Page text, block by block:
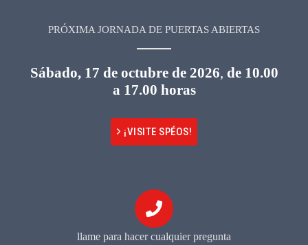
PRÓXIMA JORNADA DE PUERTAS ABIERTAS
Sábado, 17 de octubre de 2026, de 10.00
a 17.00 horas
¡VISITE SPÉOS!
llame para hacer cualquier pregunta